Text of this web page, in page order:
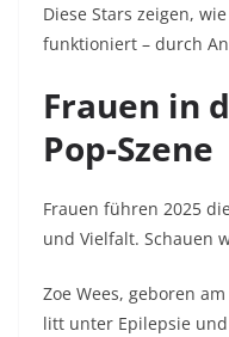
Diese Stars zeigen,
funktioniert – durch
Frauen in
Pop-Szene
Frauen führen 2025
und Vielfalt. Schauen
Zoe Wees, geboren
litt unter Epilepsie